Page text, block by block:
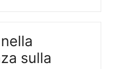
sulla